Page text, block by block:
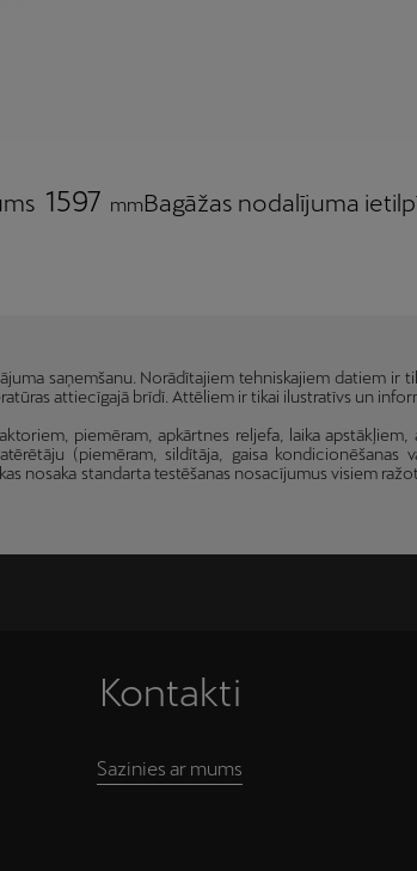
1597 mmBagāžas nodalījuma
saņemšanu. Norādītajiem tehniskajiem datiem
attiecīgajā brīdī. Attēliem ir tikai ilustratīvs un
piemēram, apkārtnes reljefa, laika
(piemēram, sildītāja, gaisa kondicionēšanas
nosaka standarta testēšanas nosacījumus visiem
Kontakti
Sazinies ar mums